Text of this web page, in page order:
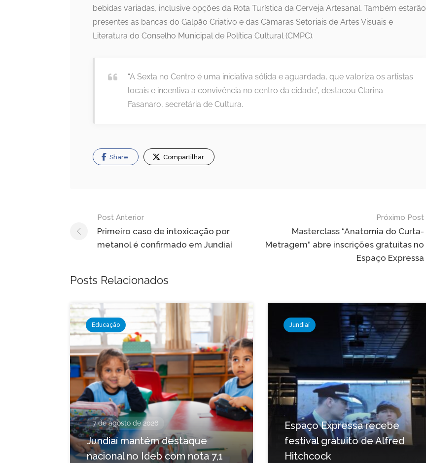
bebidas variadas, inclusive opções da Rota Turística da Cerveja Artesanal. Também estarão
presentes as bancas do Galpão Criativo e das Câmaras Setoriais de Artes Visuais e
Literatura do Conselho Municipal de Política Cultural (CMPC).
“A Sexta no Centro é uma iniciativa sólida e aguardada, que valoriza os artistas
locais e incentiva a convivência no centro da cidade”, destacou Clarina
Fasanaro, secretária de Cultura.
Share Compartilhar
Navegação
de
Post
Post Anterior
Primeiro caso de intoxicação por
metanol é confirmado em Jundiaí
Próximo Post
Masterclass “Anatomia do Curta-
Metragem” abre inscrições gratuitas no
Espaço Expressa
Posts Relacionados
Educação
7 de agosto de 2026
Jundiaí mantém destaque
nacional no Ideb com nota 7,1
Jundiaí
Espaço Expressa recebe
festival gratuito de Alfred
Hitchcock